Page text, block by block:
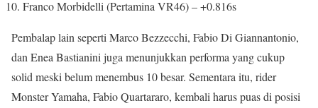
Franco Morbidelli (Pertamina VR46) – +0.816s
Pembalap lain seperti Marco Bezzecchi, Fabio Di Giannantonio,
dan Enea Bastianini juga menunjukkan performa yang cukup
solid meski belum menembus 10 besar. Sementara itu, rider
Monster Yamaha, Fabio Quartararo, kembali harus puas di posisi